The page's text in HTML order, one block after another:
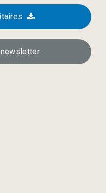
newsletter